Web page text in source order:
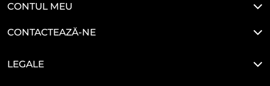
CONTUL MEU
CONTACTEAZĂ-NE
LEGALE